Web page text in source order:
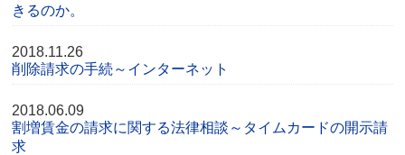
きるのか。
2018.11.26
削除請求の手続～インターネット
2018.06.09
割増賃金の請求に関する法律相談～タイムカードの開示請
求